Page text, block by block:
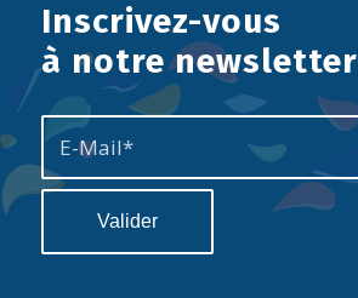
Inscrivez-vous
à notre newsletter